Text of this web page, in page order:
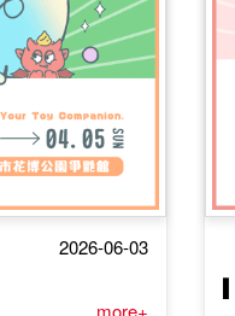
2026-06-03
more+